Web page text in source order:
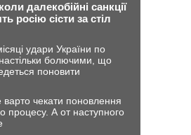
далекобійні санкції
росію сісти за стіл
удари України по
настільки болючими, що
поновити
варто чекати поновлення
процесу. А от наступного